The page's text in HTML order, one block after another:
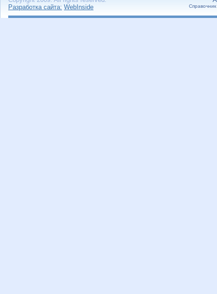
Разработка сайта: WebInside